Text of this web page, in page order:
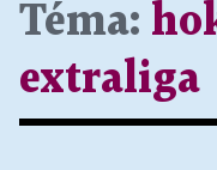
Téma:
extraliga